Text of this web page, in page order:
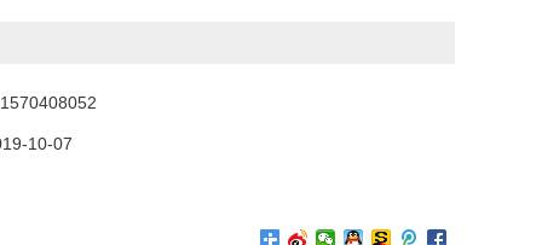
1570408052
10-07